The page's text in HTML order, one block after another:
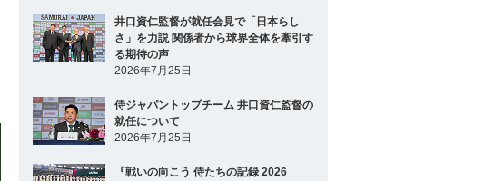
井口資仁監督が就任会見で「日本らし
さ」を力説 関係者から球界全体を牽引す
る期待の声
2026年7月25日
侍ジャパントップチーム 井口資仁監督の
就任について
2026年7月25日
『戦いの向こう 侍たちの記録 2026